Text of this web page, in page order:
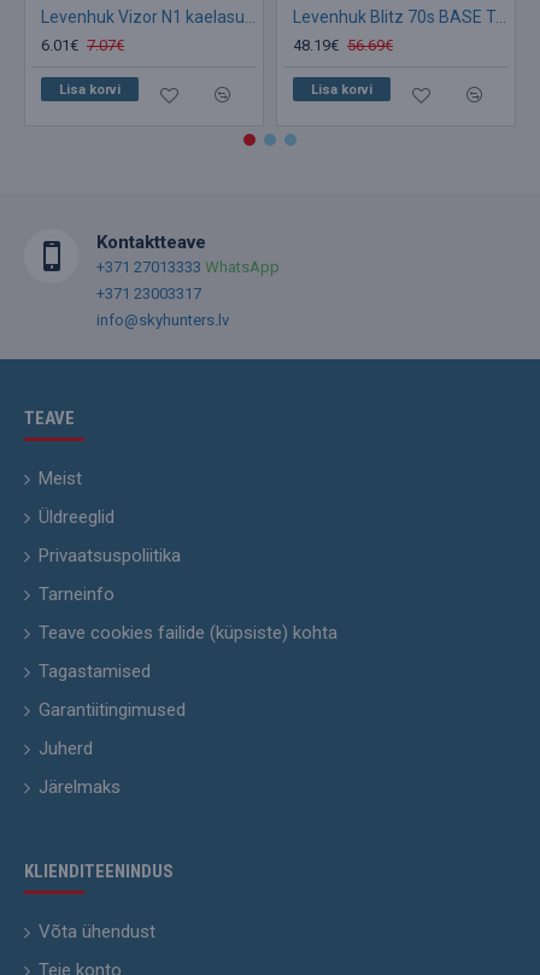
6.01€ 7.07€
Lisa korvi
Levenhuk Blitz 70s BASE Telescope
48.19€ 56.69€
Lisa korvi
Kontaktteave
+371 27013333 WhatsApp
+371 23003317
info@skyhunters.lv
TEAVE
Meist
Üldreeglid
Privaatsuspoliitika
Tarneinfo
Teave cookies failide (küpsiste) kohta
Tagastamised
Garantiitingimused
Juherd
Järelmaks
KLIENDITEENINDUS
Võta ühendust
Teie konto